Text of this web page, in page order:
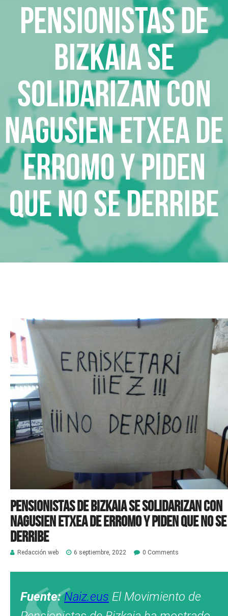
Pensionistas de
Bizkaia se
solidarizan con
Nagusien Etxea de
Erromo y piden
que no se derribe
Pensionistas de Bizkaia se solidarizan con
Nagusien Etxea de Erromo y piden que no se
derribe
Redacción web 6 septiembre, 2022 0 Comments
Fuente:Naiz.eus El Movimiento de